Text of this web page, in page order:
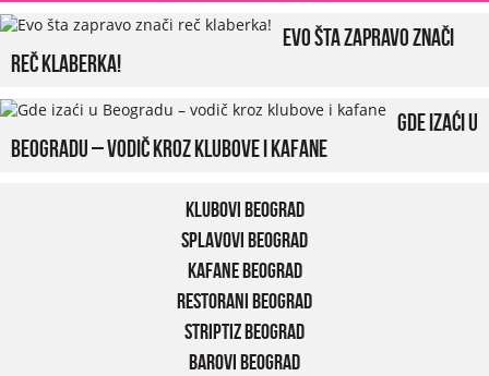
Evo šta zapravo znači
reč klaberka!
Gde izaći u
Beogradu – vodič kroz klubove i kafane
Klubovi Beograd
Splavovi Beograd
Kafane Beograd
Restorani Beograd
Striptiz Beograd
Barovi Beograd